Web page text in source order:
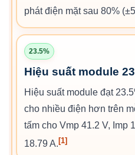
phát điện mặt sau 80%
23.5%
Hiệu suất module
Hiệu suất module đạt
cho nhiều điện hơn trên
tấm cho Vmp 41.2 V, Imp
18.79 A. [1]